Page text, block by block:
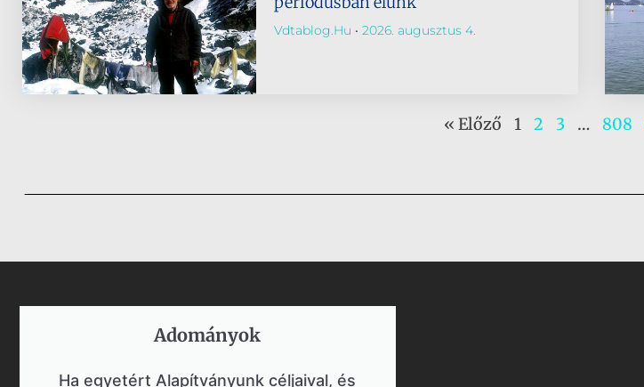
Vdtablog.hu 2026. augusztus 4.
« Előző 1 2 3 … 808
Adományok​
Ha egyetért Alapítványunk céljaival, és